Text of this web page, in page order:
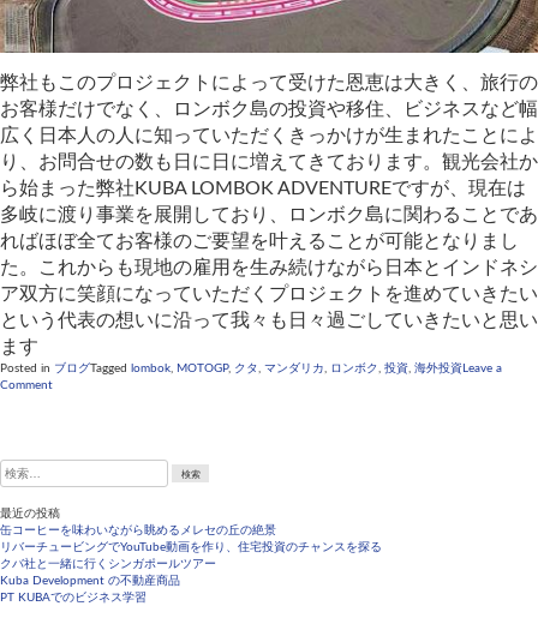
弊社もこのプロジェクトによって受けた恩恵は大きく、旅行の
お客様だけでなく、ロンボク島の投資や移住、ビジネスなど幅
広く日本人の人に知っていただくきっかけが生まれたことによ
り、お問合せの数も日に日に増えてきております。観光会社か
ら始まった弊社KUBA LOMBOK ADVENTUREですが、現在は
多岐に渡り事業を展開しており、ロンボク島に関わることであ
ればほぼ全てお客様のご要望を叶えることが可能となりまし
た。これからも現地の雇用を生み続けながら日本とインドネシ
ア双方に笑顔になっていただくプロジェクトを進めていきたい
という代表の想いに沿って我々も日々過ごしていきたいと思い
ます
Posted in ブログTagged lombok MOTOGP, クタ マンダリカ ロンボク 投資 海外投資 Leave a
Commenton
リ
イ
ベ
ン
ト
検
索:
最近の投稿
缶コーヒーを味わいながら眺めるメレセの丘の絶景
リバーチュービングでYouTube動画を作り、住宅投資のチャンスを探る
クバ社と一緒に行くシンガポールツアー
Kuba Development の不動産商品
PT KUBAでのビジネス学習